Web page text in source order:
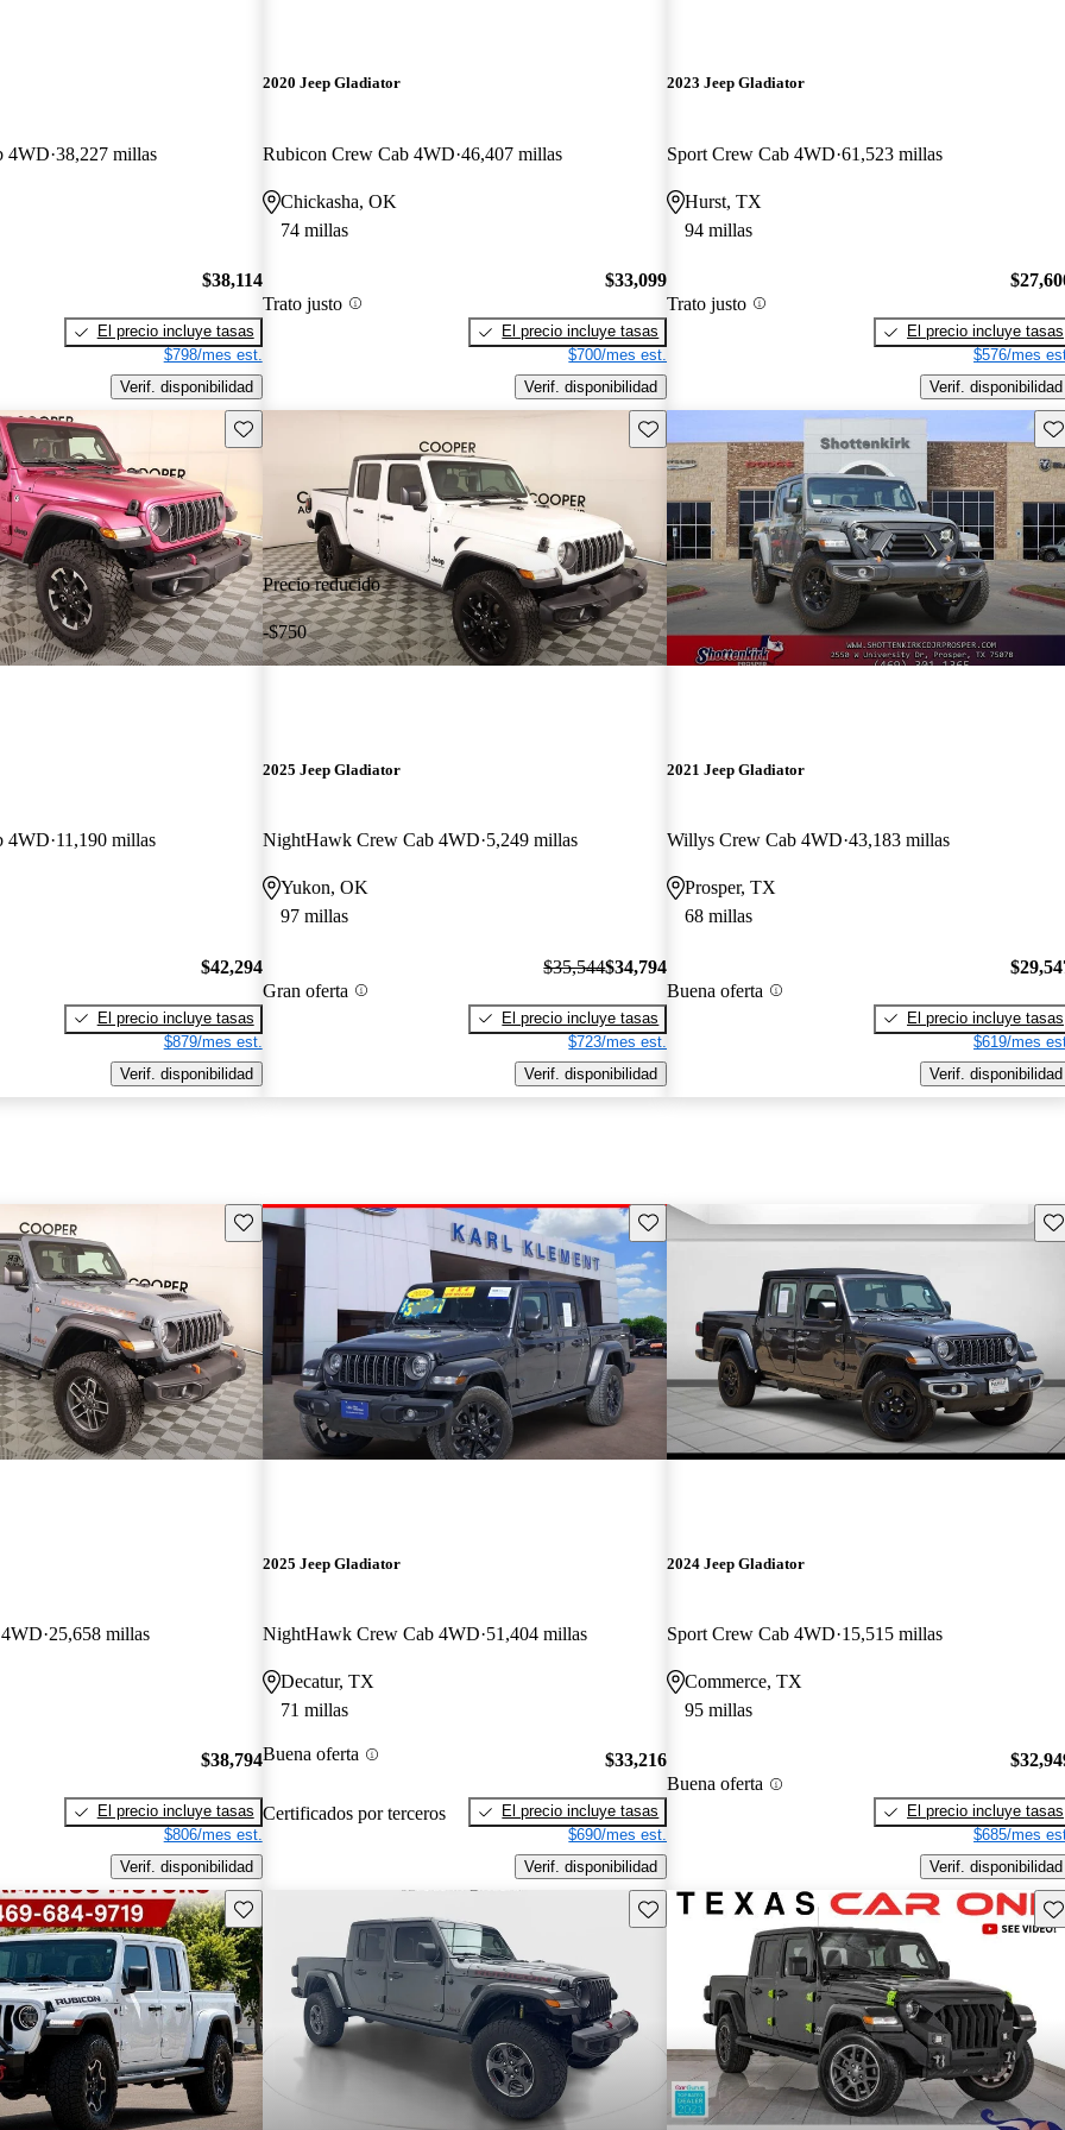
4WD 38,227 millas
$38,114
El precio incluye tasas
$798/mes est.
Verif. disponibilidad
2020 Jeep Gladiator
Rubicon Crew Cab 4WD 46,407 millas
Chickasha, OK
74 millas
Trato justo
$33,099
El precio incluye tasas
$700/mes est.
Verif. disponibilidad
2023 Jeep Gladiator
Sport Crew Cab 4WD 61,523 millas
Hurst, TX
94 millas
Trato justo
El precio incluye tasas
$576/mes
Verif. disponibilidad
Guarda este Aviso
4WD 11,190 millas
$42,294
El precio incluye tasas
$879/mes est.
Verif. disponibilidad
Precio reducido
-$750
Guarda este Aviso
2025 Jeep Gladiator
NightHawk Crew Cab 4WD 5,249 millas
Yukon, OK
97 millas
Gran oferta
$35,544$34,794
El precio incluye tasas
$723/mes est.
Verif. disponibilidad
2021 Jeep Gladiator
Willys Crew Cab 4WD 43,183 millas
Prosper, TX
68 millas
Buena oferta
El precio incluye tasas
$619/mes
Verif. disponibilidad
Guarda este Aviso
25,658 millas
$38,794
El precio incluye tasas
$806/mes est.
Verif. disponibilidad
Guarda este Aviso
2025 Jeep Gladiator
NightHawk Crew Cab 4WD 51,404 millas
Decatur, TX
71 millas
Buena oferta
Certificados por terceros
$33,216
El precio incluye tasas
$690/mes est.
Verif. disponibilidad
2024 Jeep Gladiator
Sport Crew Cab 4WD 15,515 millas
Commerce, TX
95 millas
Buena oferta
El precio incluye tasas
$685/mes
Verif. disponibilidad
Guarda este Aviso Guarda este Aviso